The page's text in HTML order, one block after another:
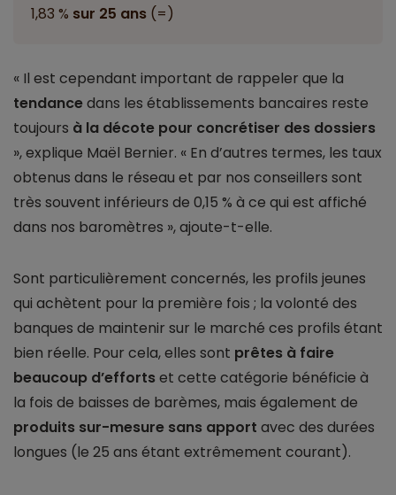
1,83 % sur 25 ans (=)
« Il est cependant important de rappeler que la
tendancedans les établissements bancaires reste
toujours à la décote pour concrétiser des dossiers
», explique Maël Bernier. « En d’autres termes, les taux
obtenus dans le réseau et par nos conseillers sont
très souvent inférieurs de 0,15 % à ce qui est affiché
dans nos baromètres », ajoute-t-elle.
Sont particulièrement concernés, les profils jeunes
qui achètent pour la première fois ; la volonté des
banques de maintenir sur le marché ces profils étant
bien réelle. Pour cela, elles sont prêtes à faire
beaucoup d’effortset cette catégorie bénéficie à
la fois de baisses de barèmes, mais également de
produits sur-mesure sans apport avec des durées
longues (le 25 ans étant extrêmement courant).